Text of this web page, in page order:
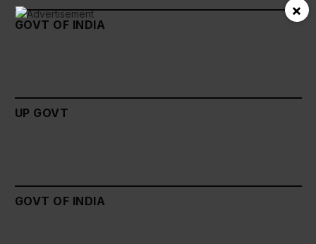
GOVT OF INDIA
UP GOVT
GOVT OF INDIA
×